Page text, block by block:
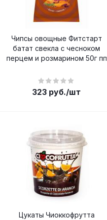
Чипсы овощные Фитстарт
батат свекла с чесноком
перцем и розмарином 50г пп
323 руб./шт
Цукаты Чиоккофрутта